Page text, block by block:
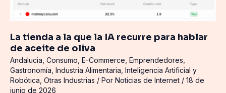
La tienda a la que la IA recurre para hablar
de aceite de oliva
Andalucia, Consumo, E-Commerce, Emprendedores,
Gastronomía, Industria Alimentaria, Inteligencia Artificial y
Robótica, Otras Industrias / Por Noticias de Internet / 18 de
junio de 2026
aceite